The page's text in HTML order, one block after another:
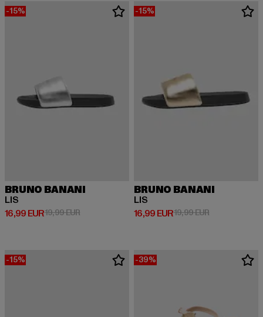
-15%
BRUNO BANANI
LIS
16,99 EUR
Derzeitiger Preis: 16,99 EUR
19,99 EURAktionspreis: 19,99 EUR
-15%
BRUNO BANANI
LIS
16,99 EUR
Derzeitiger Preis: 16,99 EUR
19,99 EURAktionspreis:
-15% -39%